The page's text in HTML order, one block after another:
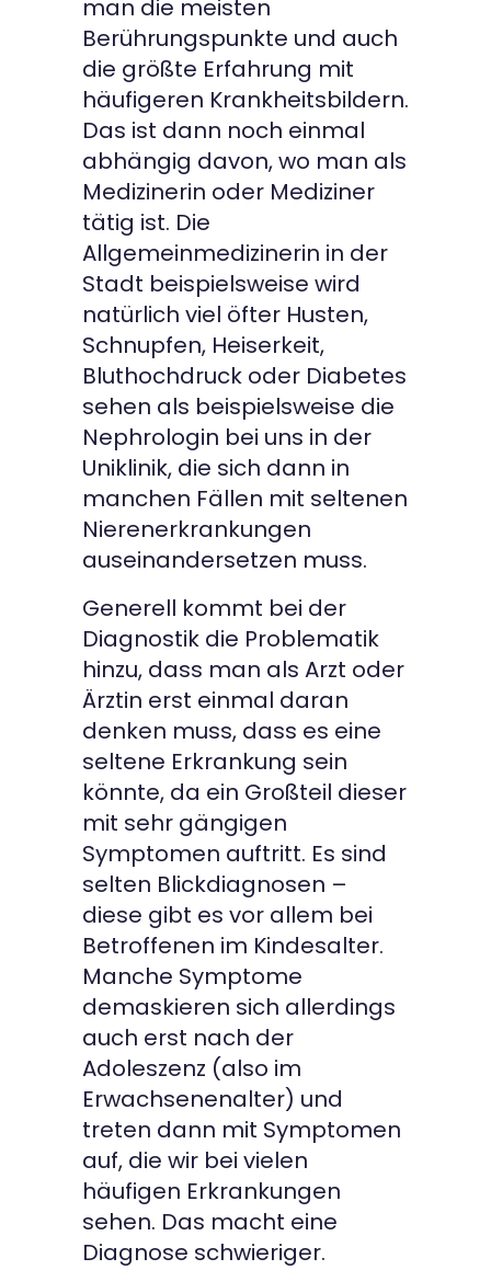
man die meisten
Berührungspunkte und auch
die größte Erfahrung mit
häufigeren Krankheitsbildern.
Das ist dann noch einmal
abhängig davon, wo man als
Medizinerin oder Mediziner
tätig ist. Die
Allgemeinmedizinerin in der
Stadt beispielsweise wird
natürlich viel öfter Husten,
Schnupfen, Heiserkeit,
Bluthochdruck oder Diabetes
sehen als beispielsweise die
Nephrologin bei uns in der
Uniklinik, die sich dann in
manchen Fällen mit seltenen
Nierenerkrankungen
auseinandersetzen muss.
Generell kommt bei der
Diagnostik die Problematik
hinzu, dass man als Arzt oder
Ärztin erst einmal daran
denken muss, dass es eine
seltene Erkrankung sein
könnte, da ein Großteil dieser
mit sehr gängigen
Symptomen auftritt. Es sind
selten Blickdiagnosen –
diese gibt es vor allem bei
Betroffenen im Kindesalter.
Manche Symptome
demaskieren sich allerdings
auch erst nach der
Adoleszenz (also im
Erwachsenenalter) und
treten dann mit Symptomen
auf, die wir bei vielen
häufigen Erkrankungen
sehen. Das macht eine
Diagnose schwieriger.